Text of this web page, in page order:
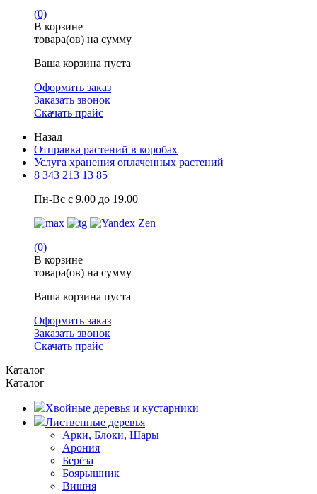
(0)
В корзине
товара(ов) на сумму
Ваша корзина пуста
Оформить заказ
Заказать звонок
Скачать прайс
Назад
Отправка растений в коробах
Услуга хранения оплаченных растений
8 343 213 13 85
Пн-Вс с 9.00 до 19.00
(0)
В корзине
товара(ов) на сумму
Ваша корзина пуста
Оформить заказ
Заказать звонок
Скачать прайс
Каталог
Каталог
Хвойные деревья и кустарники
Лиственные деревья
Арки, Блоки, Шары
Арония
Берёза
Боярышник
Вишня